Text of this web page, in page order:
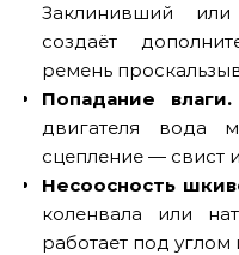
Заклинивший
создаёт
ремень
Попадание влаги.
двигателя вода
сцепление — свист
Несоосность
коленвала или
работает под углом